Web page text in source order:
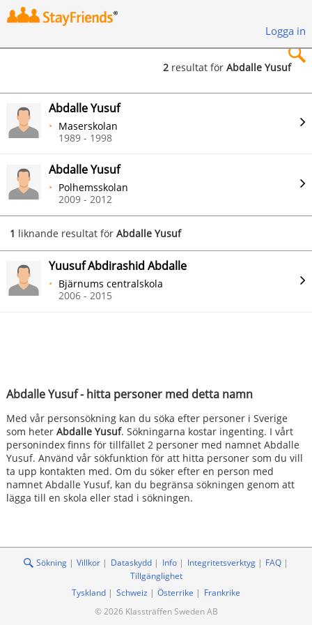
Logga in
Sök
2 resultat förAbdalle Yusuf
Abdalle Yusuf - hitta personer med detta namn
Med vår personsökning kan du söka efter personer i Sverige
som heter Abdalle Yusuf. Sökningarna kostar ingenting. I vårt
personindex finns för tillfället 2 personer med namnet Abdalle
Yusuf. Använd vår sökfunktion för att hitta personer som du vill
ta upp kontakten med. Om du söker efter en person med
namnet Abdalle Yusuf, kan du begränsa sökningen genom att
lägga till en skola eller stad i sökningen.
Abdalle Yusuf
Maserskolan
1989 - 1998
Abdalle Yusuf
Polhemsskolan
2009 - 2012
1 liknande resultat förAbdalle Yusuf
Yuusuf Abdirashid Abdalle
Bjärnums centralskola
2006 - 2015
Sökning Villkor Dataskydd Info Integritetsverktyg
FAQ
Tillgänglighet
Tyskland
Schweiz Österrike
Frankrike
© 2026 Klassträffen Sweden AB